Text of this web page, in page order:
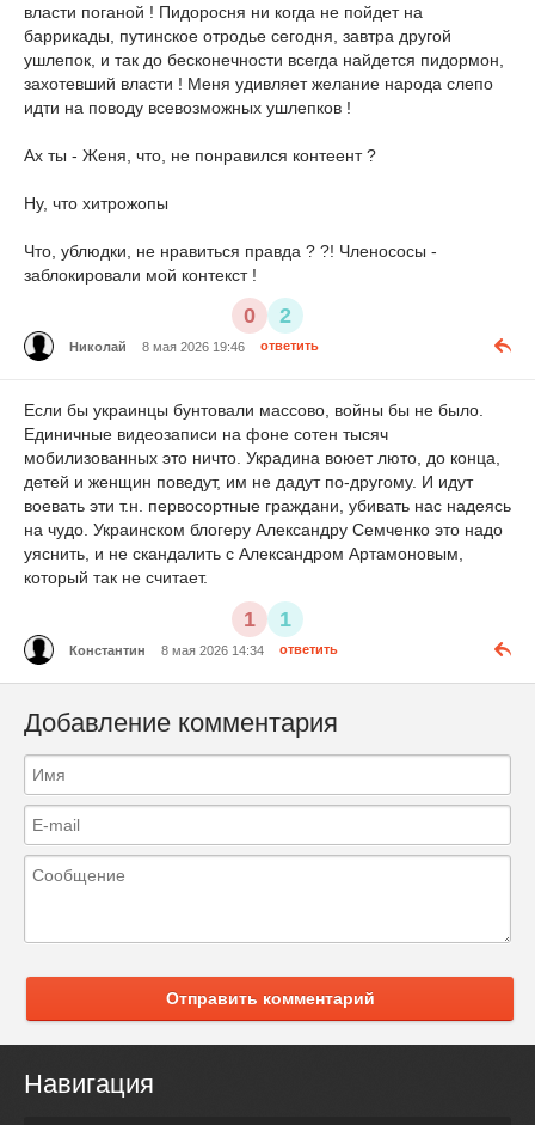
власти поганой ! Пидоросня ни когда не пойдет на
баррикады, путинское отродье сегодня, завтра другой
ушлепок, и так до бесконечности всегда найдется пидормон,
захотевший власти ! Меня удивляет желание народа слепо
идти на поводу всевозможных ушлепков !
Ах ты - Женя, что, не понравился контеент ?
Ну, что хитрожопы
Что, ублюдки, не нравиться правда ? ?! Членососы -
заблокировали мой контекст !
0 2
Николай 8 мая 2026 19:46 ответить
Если бы украинцы бунтовали массово, войны бы не было.
Единичные видеозаписи на фоне сотен тысяч
мобилизованных это ничто. Украдина воюет люто, до конца,
детей и женщин поведут, им не дадут по-другому. И идут
воевать эти т.н. первосортные граждани, убивать нас надеясь
на чудо. Украинском блогеру Александру Семченко это надо
уяснить, и не скандалить с Александром Артамоновым,
который так не считает.
1 1
Константин 8 мая 2026 14:34 ответить
Добавление комментария
Отправить комментарий
Навигация